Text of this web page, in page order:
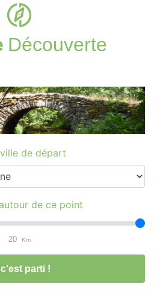
Découverte
de départ
de ce point
20 Km
c'est parti !